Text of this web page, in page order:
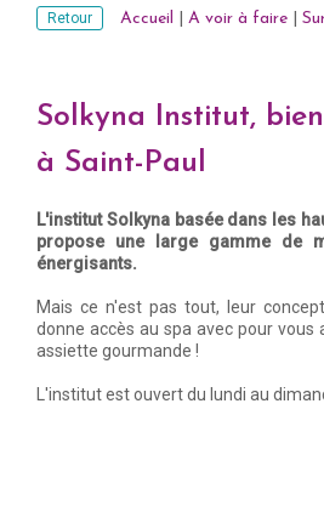
Retour Accueil A voir à faire
Solkyna Institut,
à Saint-Paul
L'institut Solkyna basée dans les
propose une large gamme de
énergisants.
Mais ce n'est pas tout, leur
donne accès au spa avec pour vous
assiette gourmande !
L'institut est ouvert du lundi au